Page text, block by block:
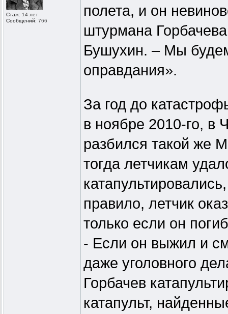
Стаж: 14 лет
Сообщений: 766
полета, и он
штурмана
Бушухин. – Мы
оправдания».
За год до
в ноябре 2010-го, в
разбился такой же
тогда летчикам
правило, летчик
только если он
- Если он выжил и
даже уголовного
Горбачев
катапульт,